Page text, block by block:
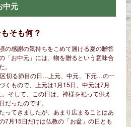
中元
そも何？
の感謝の気持ちをこめて届ける夏の贈答
「お中元」には、物を贈るという意味合
切る節目の日…上元、中元、下元…の一
くもので、上元は1月15日、中元は7月
そして、この日は、神様を祀って供え
ったのです。
ってきましたが、あまり広まることはあ
7月15日だけは仏教の「お盆」の日とも